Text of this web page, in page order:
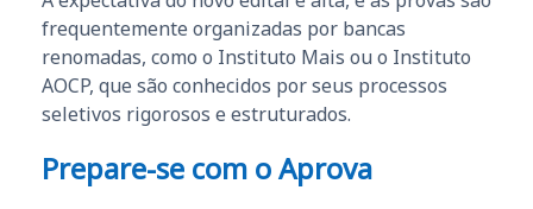
frequentemente organizadas por bancas
renomadas, como o Instituto Mais ou o Instituto
AOCP, que são conhecidos por seus processos
seletivos rigorosos e estruturados.
Prepare-se com o Aprova